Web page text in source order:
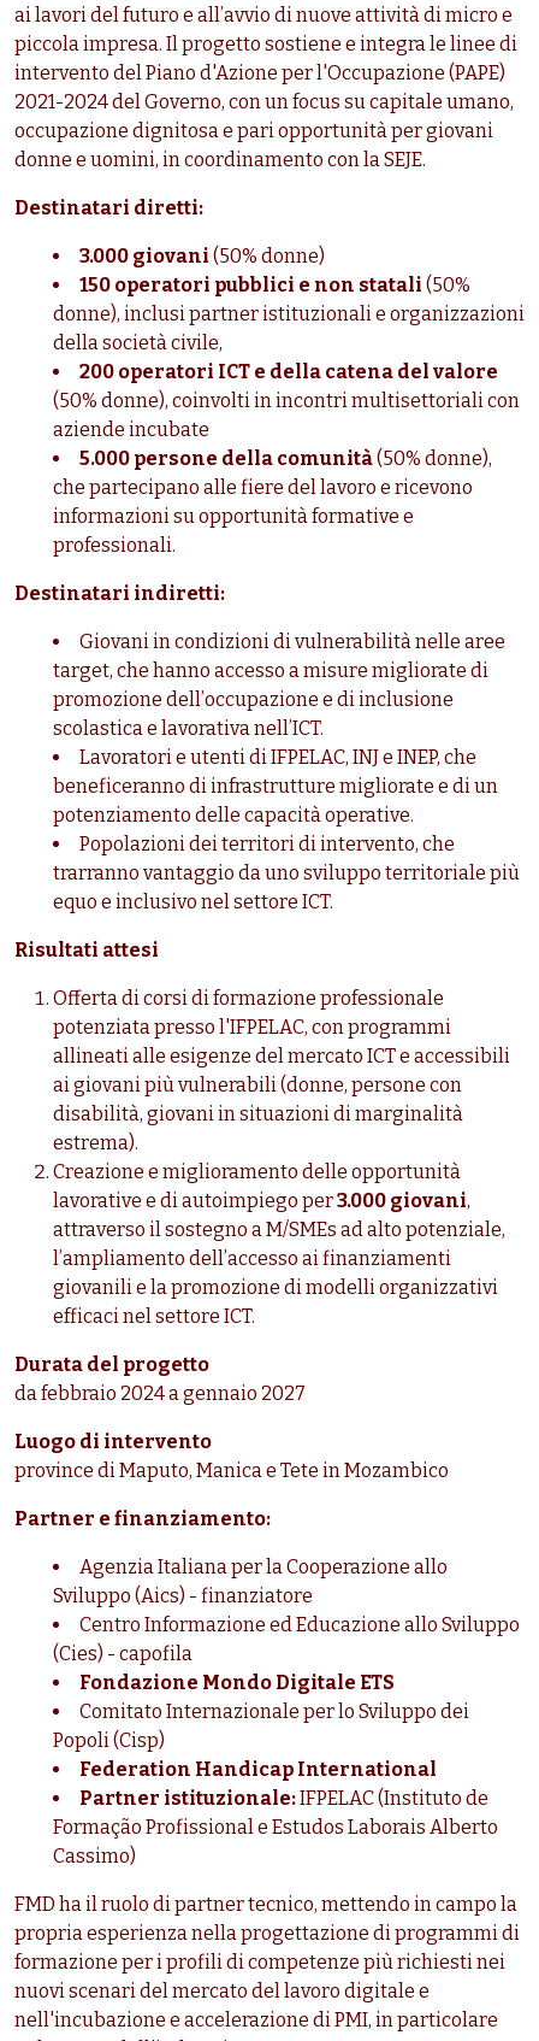
ai lavori del futuro e all’avvio di nuove attività di micro e
piccola impresa. Il progetto sostiene e integra le linee di
intervento del Piano d'Azione per l'Occupazione (PAPE)
2021-2024 del Governo, con un focus su capitale umano,
occupazione dignitosa e pari opportunità per giovani
donne e uomini, in coordinamento con la SEJE.
Destinatari diretti:
3.000 giovani (50% donne)
150 operatori pubblici e non statali (50%
donne), inclusi partner istituzionali e organizzazioni
della società civile,
200 operatori ICT e della catena del valore
(50% donne), coinvolti in incontri multisettoriali con
aziende incubate
5.000 persone della comunità(50% donne),
che partecipano alle fiere del lavoro e ricevono
informazioni su opportunità formative e
professionali.
Destinatari indiretti:
Giovani in condizioni di vulnerabilità nelle aree
target, che hanno accesso a misure migliorate di
promozione dell’occupazione e di inclusione
scolastica e lavorativa nell’ICT.
Lavoratori e utenti di IFPELAC, INJ e INEP, che
beneficeranno di infrastrutture migliorate e di un
potenziamento delle capacità operative.
Popolazioni dei territori di intervento, che
trarranno vantaggio da uno sviluppo territoriale più
equo e inclusivo nel settore ICT.
Risultati attesi
Offerta di corsi di formazione professionale
potenziata presso l'IFPELAC, con programmi
allineati alle esigenze del mercato ICT e accessibili
ai giovani più vulnerabili (donne, persone con
disabilità, giovani in situazioni di marginalità
estrema).
Creazione e miglioramento delle opportunità
lavorative e di autoimpiego per3.000 giovani,
attraverso il sostegno a M/SMEs ad alto potenziale,
l’ampliamento dell’accesso ai finanziamenti
giovanili e la promozione di modelli organizzativi
efficaci nel settore ICT.
Durata del progetto
da febbraio 2024 a gennaio 2027
Luogo di intervento
province di Maputo, Manica e Tete in Mozambico
Partner e finanziamento:
Agenzia Italiana per la Cooperazione allo
Sviluppo (Aics) - finanziatore
Centro Informazione ed Educazione allo Sviluppo
(Cies) - capofila
Fondazione Mondo Digitale ETS
Comitato Internazionale per lo Sviluppo dei
Popoli (Cisp)
Federation Handicap International
Partner istituzionale:IFPELAC (Instituto de
Formação Profissional e Estudos Laborais Alberto
Cassimo)
FMD ha il ruolo di partner tecnico, mettendo in campo la
propria esperienza nella progettazione di programmi di
formazione per i profili di competenze più richiesti nei
nuovi scenari del mercato del lavoro digitale e
nell'incubazione e accelerazione di PMI, in particolare